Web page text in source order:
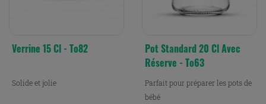
Verrine 15 Cl - To82
Solide et jolie
Pot Standard 20 Cl Avec
Réserve - To63
Parfait pour préparer les pots de
bébé